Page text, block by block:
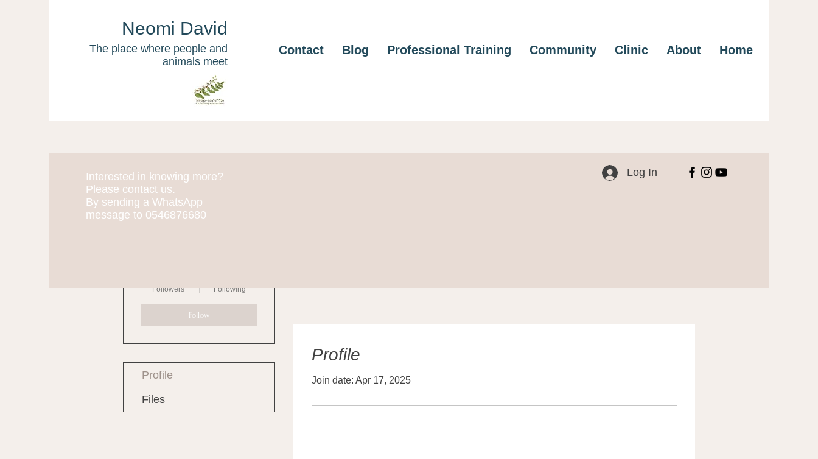
Neomi David
The place where people and
animals meet
Home
About
Clinic
Community
Professional Training
Blog
Contact
Interested in knowing more?
Please contact us.
By sending a WhatsApp
message to 0546876680
Log In
Profile
Join date: Apr 17, 2025
Followers Following
Follow
More actions
Profile
Files